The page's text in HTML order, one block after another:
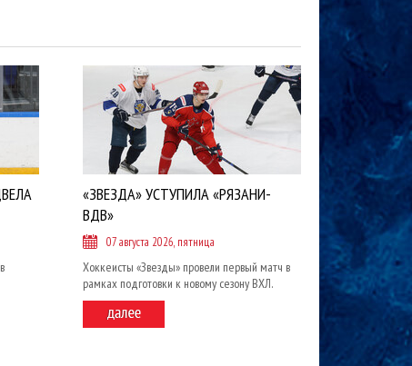
«ЗВЕЗДА» УСТУПИЛА «РЯЗАНИ-
ВДВ»
07 августа 2026, пятница
Хоккеисты «Звезды» провели первый матч в
рамках подготовки к новому сезону ВХЛ.